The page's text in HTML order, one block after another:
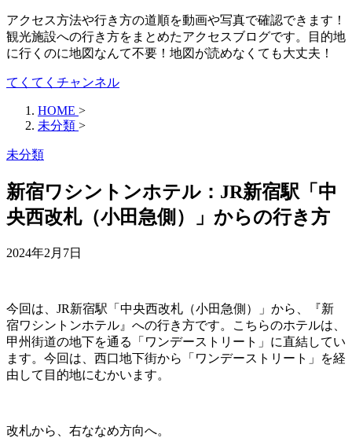
アクセス方法や行き方の道順を動画や写真で確認できます！
観光施設への行き方をまとめたアクセスブログです。目的地
に行くのに地図なんて不要！地図が読めなくても大丈夫！
てくてくチャンネル
HOME >
未分類 >
未分類
新宿ワシントンホテル：JR新宿駅「中
央西改札（小田急側）」からの行き方
2024年2月7日
今回は、JR新宿駅「中央西改札（小田急側）」から、『新
宿ワシントンホテル』への行き方です。こちらのホテルは、
甲州街道の地下を通る「ワンデーストリート」に直結してい
ます。今回は、西口地下街から「ワンデーストリート」を経
由して目的地にむかいます。
改札から、右ななめ方向へ。